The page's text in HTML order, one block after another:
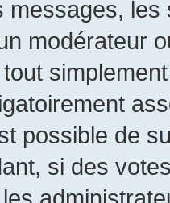
messages,
modérateur
possible de
si des